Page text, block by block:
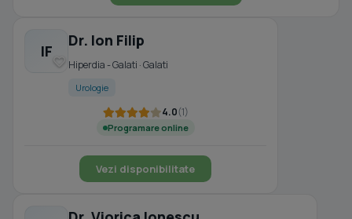
IF
Dr. Ion Filip
Hiperdia - Galati · Galati
Urologie
4.0(1)
Programare online
Vezi disponibilitate